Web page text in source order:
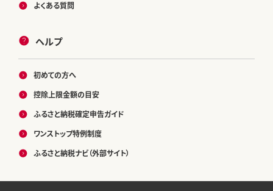
よくある質問
ヘルプ
初めての方へ
控除上限金額の目安
ふるさと納税確定申告ガイド
ワンストップ特例制度
ふるさと納税ナビ（外部サイト）